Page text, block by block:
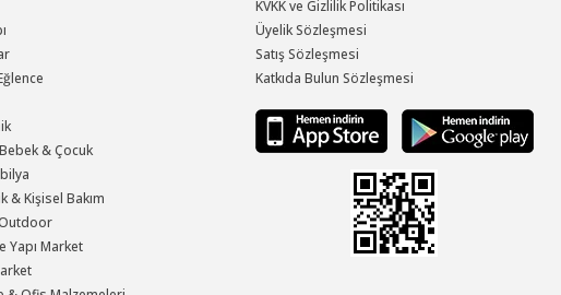
& Çocuk
& Kişisel Bakım
Yapı Market
KVKK ve Gizlilik Politikası
Üyelik Sözleşmesi
Satış Sözleşmesi
Katkıda Bulun Sözleşmesi